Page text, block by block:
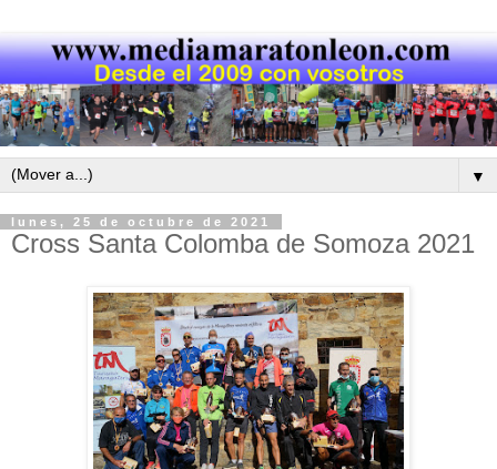
▼
lunes, 25 de octubre de 2021
Cross Santa Colomba de Somoza 2021